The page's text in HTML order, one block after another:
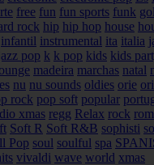
free fun fun sports funk
rock hip hip hop house
infantil instrumental ita italia
pop k k pop kids kids
madeira marchas natal
nu nu sounds oldies orie
rock pop soft popular
xmas regg Relax rock rom
Soft R Soft R&B sophisti
Pop soul soulful spa
vivaldi wave world xmas